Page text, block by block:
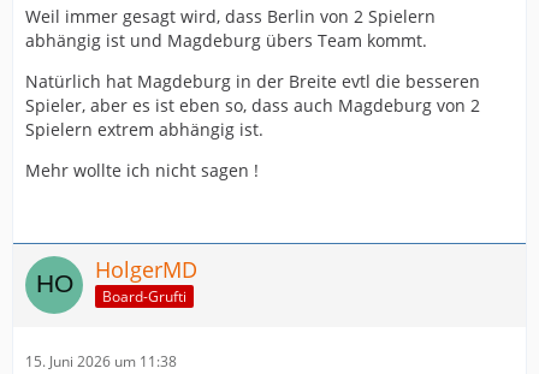
Weil immer gesagt wird, dass Berlin von 2 Spielern
abhängig ist und Magdeburg übers Team kommt.
Natürlich hat Magdeburg in der Breite evtl die besseren
Spieler, aber es ist eben so, dass auch Magdeburg von 2
Spielern extrem abhängig ist.
Mehr wollte ich nicht sagen !
HolgerMD
Board-Grufti
15. Juni 2026 um 11:38